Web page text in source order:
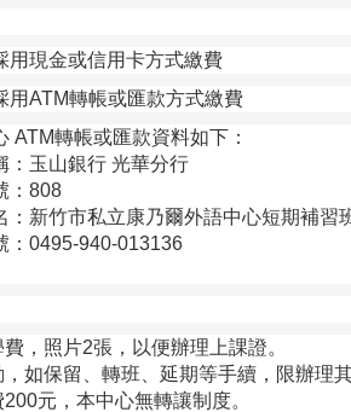
金或信用卡方式繳費
轉帳或匯款方式繳費
轉帳或匯款資料如下：
銀行 光華分行
私立康乃爾外語中心短期補習班
940-013136
，照片2張，以便辦理上課證。
如保留、轉班、延期等手續，限辦理
元，本中心無轉讓制度。